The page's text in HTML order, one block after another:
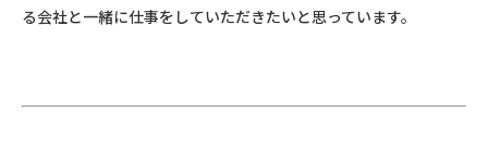
る会社と一緒に仕事をしていただきたいと思っています。